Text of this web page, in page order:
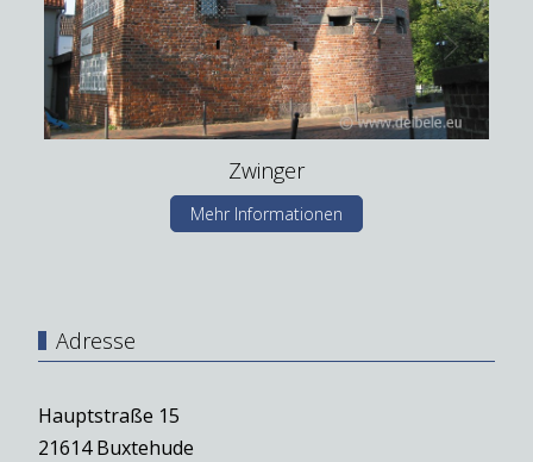
Zwinger
Mehr Informationen
Adresse
Hauptstraße 15
21614 Buxtehude